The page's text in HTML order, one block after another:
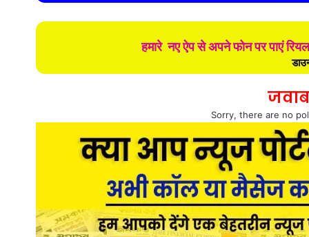
हमारे नए ऐप से अपने फोन पर पाएं
Sorry, there are no